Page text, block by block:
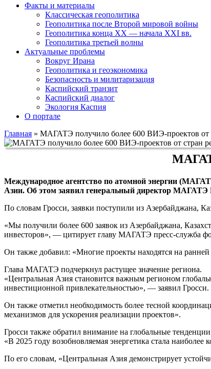
Факты и материалы
Классическая геополитика
Геополитика после Второй мировой войны
Геополитика конца XX — начала XXI вв.
Геополитика третьей волны
Актуальные проблемы
Вокруг Ирана
Геополитика и геоэкономика
Безопасность и милитаризация
Каспийский транзит
Каспийский диалог
Экология Каспия
О портале
Главная » МАГАТЭ получило более 600 ВИЭ-проектов от
Международное агентство по атомной энергии
Азии. Об этом заявил генеральный директор МАГАТЭ
По словам Гросси, заявки поступили из Азербайджана,
«Мы получили более 600 заявок из Азербайджана,
инвесторов», — цитирует главу МАГАТЭ пресс-служба
Он также добавил: «Многие проекты находятся на
Глава МАГАТЭ подчеркнул растущее значение региона.
«Центральная Азия становится важным регионом
инвестиционной привлекательностью», — заявил Гросси.
Он также отметил необходимость более тесной
механизмов для ускорения реализации проектов».
Гросси также обратил внимание на глобальные
«В 2025 году возобновляемая энергетика стала
По его словам, «Центральная Азия демонстрирует